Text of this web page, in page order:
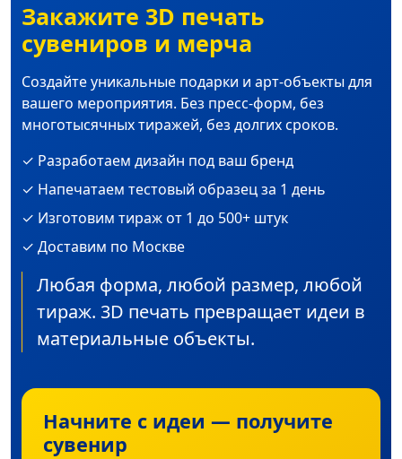
Закажите 3D печать
сувениров и мерча
Создайте уникальные подарки и арт-объекты для
вашего мероприятия. Без пресс-форм, без
многотысячных тиражей, без долгих сроков.
✓ Разработаем дизайн под ваш бренд
✓ Напечатаем тестовый образец за 1 день
✓ Изготовим тираж от 1 до 500+ штук
✓ Доставим по Москве
Любая форма, любой размер, любой
тираж. 3D печать превращает идеи в
материальные объекты.
Начните с идеи — получите
сувенир